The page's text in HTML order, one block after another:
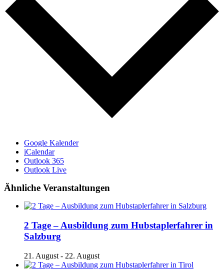
Google Kalender
iCalendar
Outlook 365
Outlook Live
Ähnliche Veranstaltungen
2 Tage – Ausbildung zum Hubstaplerfahrer in
Salzburg
21. August - 22. August